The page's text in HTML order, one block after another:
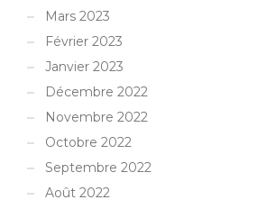
Mars 2023
Février 2023
Janvier 2023
Décembre 2022
Novembre 2022
Octobre 2022
Septembre 2022
Août 2022